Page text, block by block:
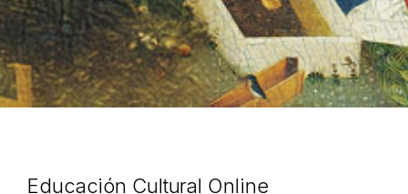
Educación Cultural Online